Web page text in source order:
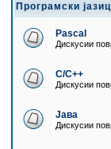
Програмски
Pascal
Дискусии
C/C++
Дискусии
Јава
Дискусии